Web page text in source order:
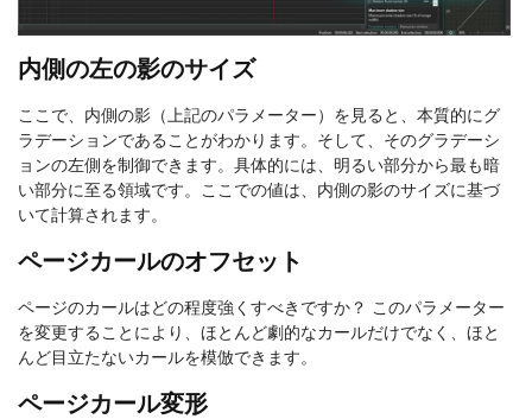
内側の左の影のサイズ
ここで、内側の影（上記のパラメーター）を見ると、本質的にグ
ラデーションであることがわかります。そして、そのグラデーシ
ョンの左側を制御できます。具体的には、明るい部分から最も暗
い部分に至る領域です。ここでの値は、内側の影のサイズに基づ
いて計算されます。
ページカールのオフセット
ページのカールはどの程度強くすべきですか？ このパラメーター
を変更することにより、ほとんど劇的なカールだけでなく、ほと
んど目立たないカールを模倣できます。
ページカール変形